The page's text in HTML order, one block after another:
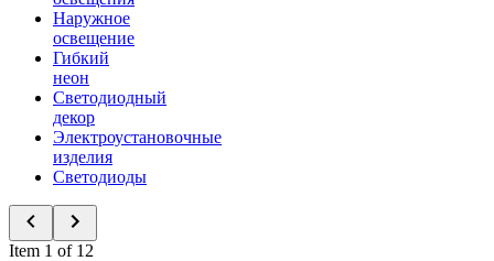
Наружное
освещение
Гибкий
неон
Светодиодный
декор
Электроустановочные
изделия
Светодиоды
Item 1 of 12